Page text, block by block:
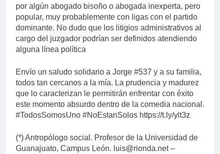
por algún abogado bisoño o abogada inexperta, pero
popular, muy probablemente con ligas con el partido
dominante. No dudo que los litigios administrativos al
cargo del juzgador podrían ser definidos atendiendo
alguna línea política
Envío un saludo solidario a Jorge #537 y a su familia,
todos tan cercanos a la mía. La prudencia y madurez
que lo caracterizan le permitirán enfrentar con éxito
este momento absurdo dentro de la comedia nacional.
#TodosSomosUno #NoEstanSolos https://t.ly/ylt3z
(*) Antropólogo social. Profesor de la Universidad de
Guanajuato, Campus León. luis@rionda.net –